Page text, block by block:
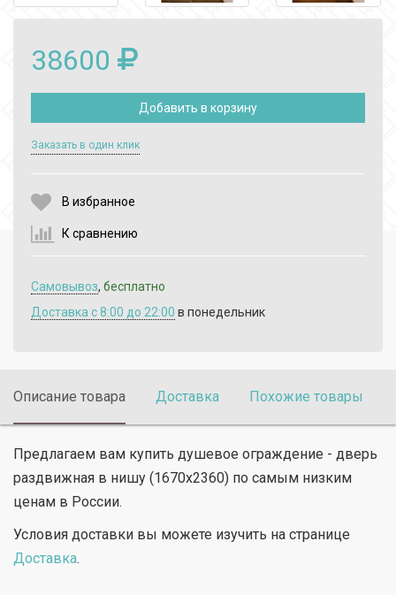
38600
Выберите количество:
Добавить в корзину
Заказать в один клик
В избранное
К сравнению
Самовывоз, бесплатно
Доставка c 8:00 до 22:00 в понедельник
Описание товара Доставка Похожие товары
Предлагаем вам купить душевое ограждение - дверь
раздвижная в нишу (1670х2360) по самым низким
ценам в России.
Условия доставки вы можете изучить на странице
Доставка.